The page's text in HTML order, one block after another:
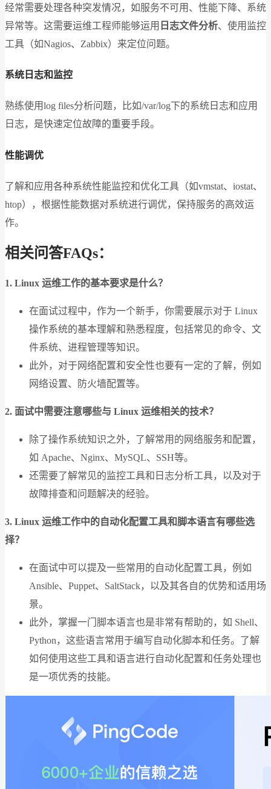
经常需要处理各种突发情况，如服务不可用、性能下降、系统
异常等。这需要运维工程师能够运用 日志文件分析、使用监控
工具（如Nagios、Zabbix）来定位问题。
系统日志和监控
熟练使用log files分析问题，比如/var/log下的系统日志和应用
日志，是快速定位故障的重要手段。
性能调优
了解和应用各种系统性能监控和优化工具（如vmstat、iostat、
htop），根据性能数据对系统进行调优，保持服务的高效运
作。
相关问答FAQs：
1. Linux 运维工作的基本要求是什么？
在面试过程中，作为一个新手，你需要展示对于 Linux
操作系统的基本理解和熟悉程度，包括常见的命令、文
件系统、进程管理等知识。
此外，对于网络配置和安全性也要有一定的了解，例如
网络设置、防火墙配置等。
2. 面试中需要注意哪些与 Linux 运维相关的技术？
除了操作系统知识之外，了解常用的网络服务和配置，
如 Apache、Nginx、MySQL、SSH等。
还需要了解常见的监控工具和日志分析工具，以及对于
故障排查和问题解决的经验。
3. Linux 运维工作中的自动化配置工具和脚本语言有哪些选
择？
在面试中可以提及一些常用的自动化配置工具，例如
Ansible、Puppet、SaltStack，以及其各自的优势和适用场
景。
此外，掌握一门脚本语言也是非常有帮助的，如 Shell、
Python，这些语言常用于编写自动化脚本和任务。了解
如何使用这些工具和语言进行自动化配置和任务处理也
是一项优秀的技能。